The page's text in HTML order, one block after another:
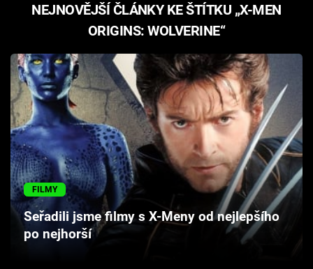
Filmy
Seriály
Hry
Cool Esport
Pořady
NEJNOVĚJŠÍ ČLÁNKY KE ŠTÍTKU „X-MEN
ORIGINS: WOLVERINE“
FILMY
Seřadili jsme filmy s X-Meny od nejlepšího
po nejhorší